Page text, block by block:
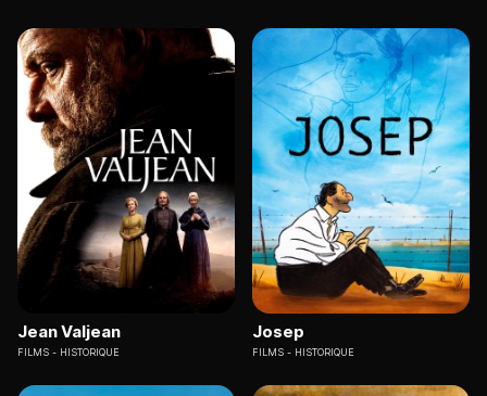
Jean Valjean
FILMS HISTORIQUE
Josep
FILMS HISTORIQUE